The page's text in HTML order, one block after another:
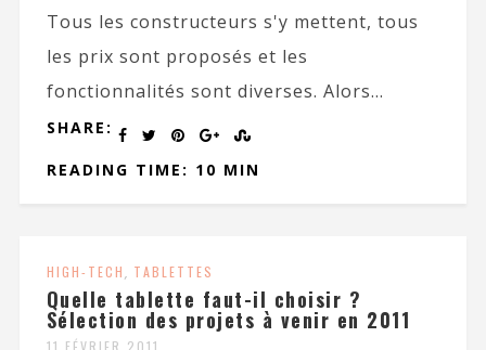
Tous les constructeurs s'y mettent, tous
les prix sont proposés et les
fonctionnalités sont diverses. Alors...
SHARE:
READING TIME: 10 MIN
HIGH-TECH, TABLETTES
Quelle tablette faut-il choisir ?
Sélection des projets à venir en 2011
11 FÉVRIER 2011